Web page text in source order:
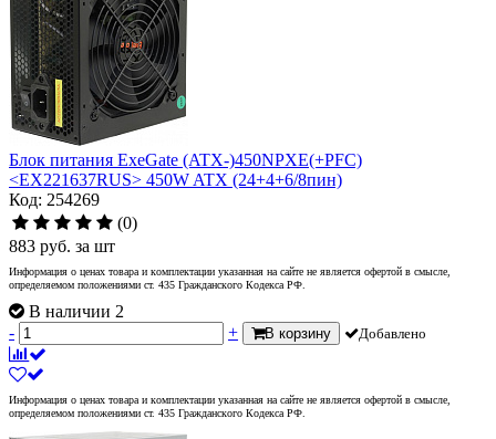
Блок питания ExeGate (ATX-)450NPXE(+PFC)
<EX221637RUS> 450W ATX (24+4+6/8пин)
Код: 254269
(0)
883 руб. за шт
Информация о ценах товара и комплектации указанная на сайте не является офертой в смысле,
определяемом положениями ст. 435 Гражданского Кодекса РФ.
В наличии 2
-
+ В корзину Добавлено
Информация о ценах товара и комплектации указанная на сайте не является офертой в смысле,
определяемом положениями ст. 435 Гражданского Кодекса РФ.